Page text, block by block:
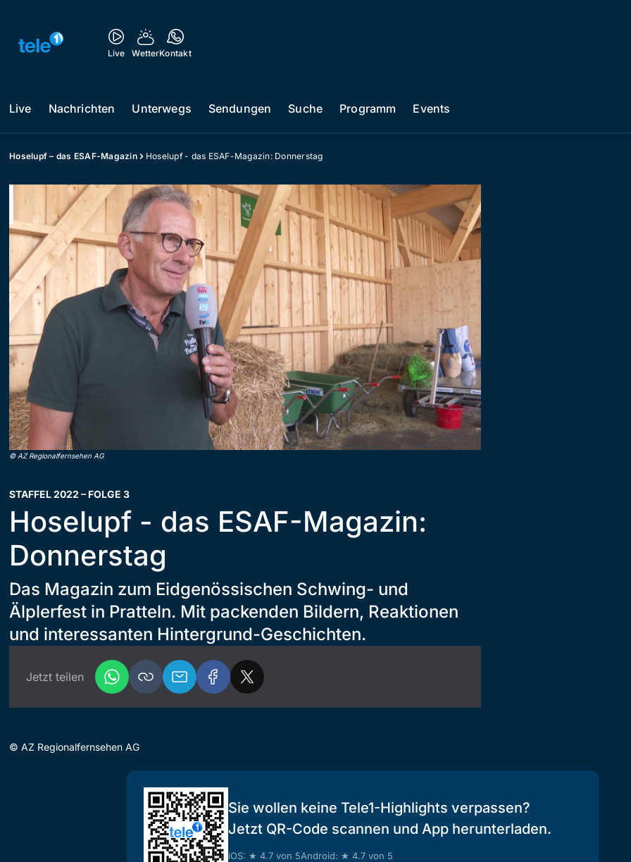
Live WetterKontakt
Live Nachrichten Unterwegs Sendungen Suche Programm Events
Hoselupf – das ESAF-Magazin Hoselupf - das ESAF-Magazin: Donnerstag
© AZ Regionalfernsehen AG
STAFFEL 2022 – FOLGE 3
Hoselupf - das ESAF-Magazin:
Donnerstag
Das Magazin zum Eidgenössischen Schwing- und
Älplerfest in Pratteln. Mit packenden Bildern, Reaktionen
und interessanten Hintergrund-Geschichten.
Jetzt teilen
© AZ Regionalfernsehen AG
Sie wollen keine Tele1-Highlights verpassen?
Jetzt QR-Code scannen und App herunterladen.
iOS: ★ 4.7 von 5Android: ★ 4.7 von 5